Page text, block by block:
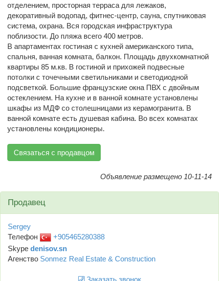
отделением, просторная терраса для лежаков,
декоративный водопад, фитнес-центр, сауна, спутниковая
система, охрана. Вся городская инфраструктура
поблизости. До пляжа всего 400 метров.
В апартаментах гостиная с кухней американского типа,
спальня, ванная комната, балкон. Площадь двухкомнатной
квартиры 85 м.кв. В гостиной и прихожей подвесные
потолки с точечными светильниками и светодиодной
подсветкой. Большие французские окна ПВХ с двойным
остеклением. На кухне и в ванной комнате установлены
шкафы из МДФ со столешницами из керамогранита. В
ванной комнате есть душевая кабина. Во всех комнатах
установлены кондиционеры.
Связаться с продавцом
Объявление размещено 10-11-14
Продавец
Sergey
Телефон
+905465280388
Skype denisov.sn
Агенство Sonmez Real Estate & Construction
Заказать звонок